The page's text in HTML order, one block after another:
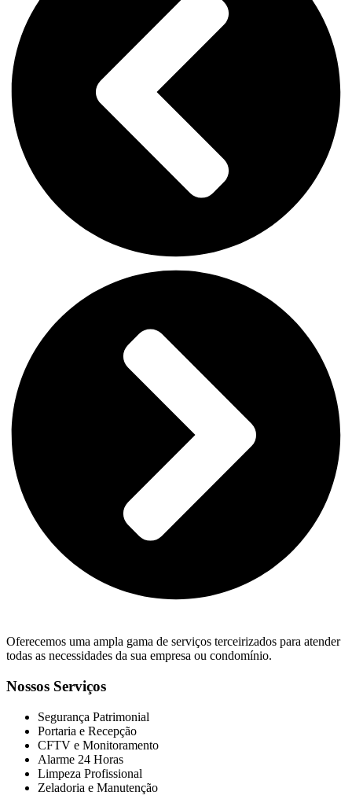
Oferecemos uma ampla gama de serviços terceirizados para atender
todas as necessidades da sua empresa ou condomínio.
Nossos Serviços
Segurança Patrimonial
Portaria e Recepção
CFTV e Monitoramento
Alarme 24 Horas
Limpeza Profissional
Zeladoria e Manutenção